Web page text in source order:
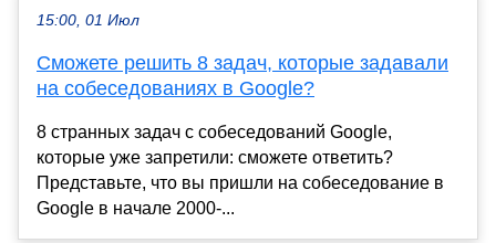
15:00, 01 Июл
Сможете решить 8 задач, которые задавали
на собеседованиях в Google?
8 странных задач с собеседований Google,
которые уже запретили: сможете ответить?
Представьте, что вы пришли на собеседование в
Google в начале 2000-...